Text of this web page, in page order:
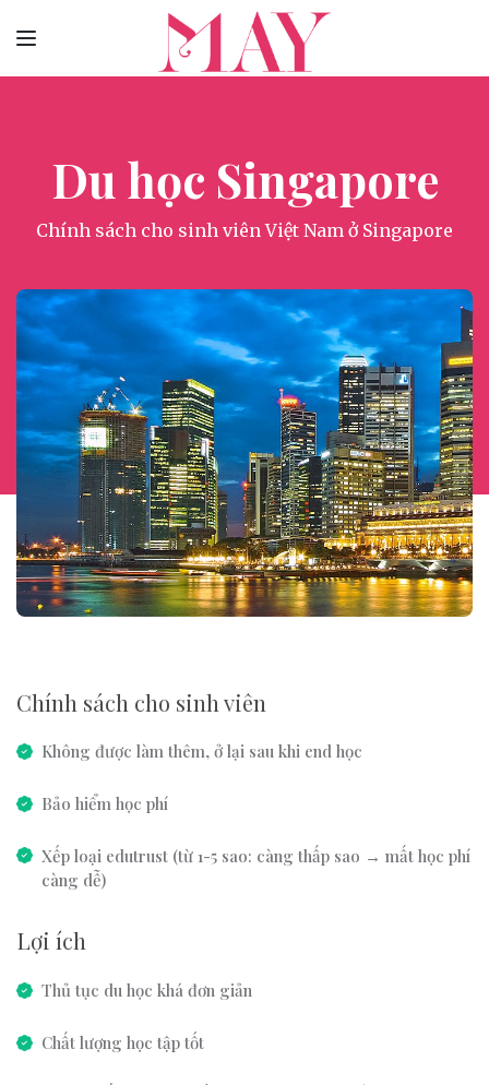
Du học Singapore
Chính sách cho sinh viên Việt Nam ở Singapore
Chính sách cho sinh viên
Không được làm thêm, ở lại sau khi end học
Bảo hiểm học phí
Xếp loại edutrust (từ 1-5 sao: càng thấp sao → mất học phí
càng dễ)
Lợi ích
Thủ tục du học khá đơn giản
Chất lượng học tập tốt